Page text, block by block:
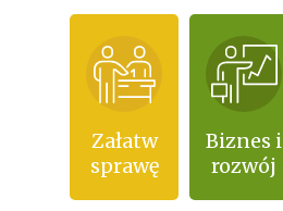
Załatw
sprawę
Biznes i
rozwój